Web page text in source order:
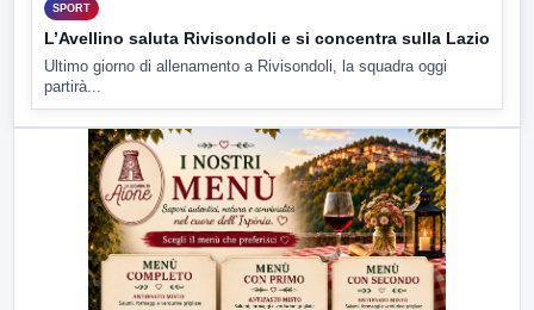
SPORT
L’Avellino saluta Rivisondoli e si concentra sulla Lazio
Ultimo giorno di allenamento a Rivisondoli, la squadra oggi
partirà...